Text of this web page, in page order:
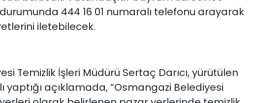
durumunda 444 16 01 numaralı telefonu arayarak
iletebilecek.
Temizlik İşleri Müdürü Sertaç Darıcı, yürütülen
yaptığı açıklamada, “Osmangazi Belediyesi